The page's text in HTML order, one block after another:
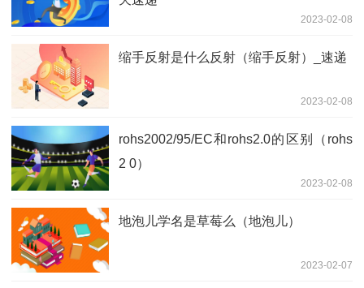
2023-02-08
缩手反射是什么反射（缩手反射）_速递
2023-02-08
rohs2002/95/EC和rohs2.0的区别（rohs
2 0）
2023-02-08
地泡儿学名是草莓么（地泡儿）
2023-02-07